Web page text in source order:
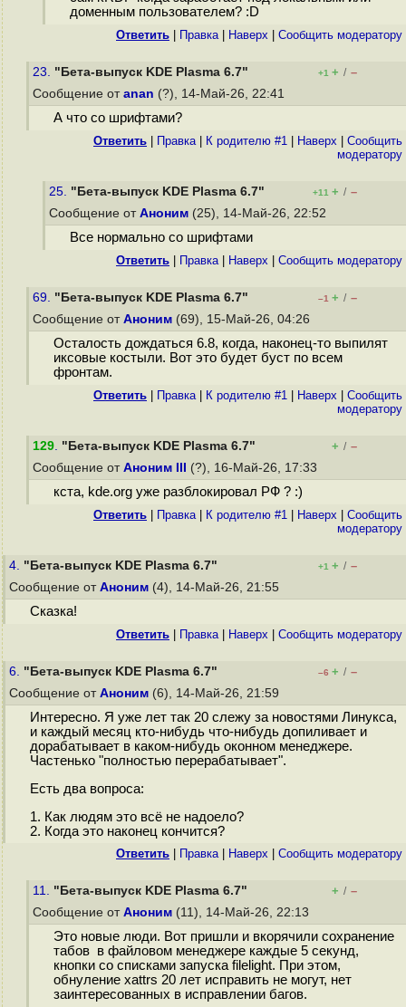
доменным пользователем? :D
Ответить Правка| Наверх Cообщить модератору
23. "Бета-выпуск KDE Plasma 6.7" +1 + / –
Сообщение от anan (?), 14-Май-26, 22:41
А что со шрифтами?
Ответить Правка| К родителю #1 Наверх
Cообщить
модератору
25. "Бета-выпуск KDE Plasma 6.7" +11 + / –
Сообщение от Аноним (25), 14-Май-26, 22:52
Все нормально со шрифтами
Ответить Правка| Наверх Cообщить модератору
69. "Бета-выпуск KDE Plasma 6.7" –1 + / –
Сообщение от Аноним (69), 15-Май-26, 04:26
Осталость дождаться 6.8, когда, наконец-то выпилят
иксовые костыли. Вот это будет буст по всем
фронтам.
Ответить Правка| К родителю #1 Наверх
Cообщить
модератору
129. "Бета-выпуск KDE Plasma 6.7" + / –
Сообщение от Аноним III (?), 16-Май-26, 17:33
кста, kde.org уже разблокировал РФ ? :)
Ответить Правка| К родителю #1 Наверх
Cообщить
модератору
4. "Бета-выпуск KDE Plasma 6.7" +1 + / –
Сообщение от Аноним (4), 14-Май-26, 21:55
Сказка!
Ответить Правка| Наверх Cообщить модератору
6. "Бета-выпуск KDE Plasma 6.7" –6 + / –
Сообщение от Аноним (6), 14-Май-26, 21:59
Интересно. Я уже лет так 20 слежу за новостями Линукса,
и каждый месяц кто-нибудь что-нибудь допиливает и
дорабатывает в каком-нибудь оконном менеджере.
Частенько "полностью перерабатывает".
Есть два вопроса:
1. Как людям это всё не надоело?
2. Когда это наконец кончится?
Ответить Правка| Наверх Cообщить модератору
11. "Бета-выпуск KDE Plasma 6.7" + / –
Сообщение от Аноним (11), 14-Май-26, 22:13
Это новые люди. Вот пришли и вкорячили сохранение
табов в файловом менеджере каждые 5 секунд,
кнопки со списками запуска filelight. При этом,
обнуление xattrs 20 лет исправить не могут, нет
заинтересованных в исправлении багов.